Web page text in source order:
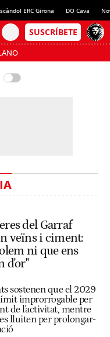
ERC Girona DO Cava
del Garraf
veïns i ciment:
ni que ens
d'or"
sostenen que el 2029
improrrogable per
de l'activitat, mentre
lluiten per prolongar-